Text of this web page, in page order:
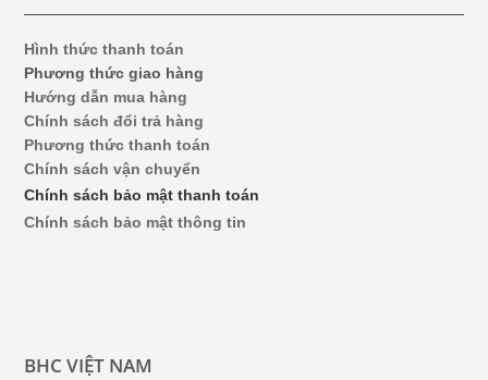
Hình thức thanh toán
Phương thức giao hàng
Hướng dẫn mua hàng
Chính sách đổi trả hàng
Phương thức thanh toán
Chính sách vận chuyển
Chính sách bảo mật thanh toán
Chính sách bảo mật thông tin
BHC VIỆT NAM